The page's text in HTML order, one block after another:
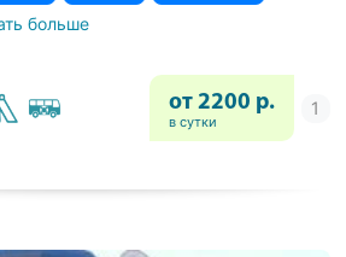
больше
от 2200 р.
в сутки